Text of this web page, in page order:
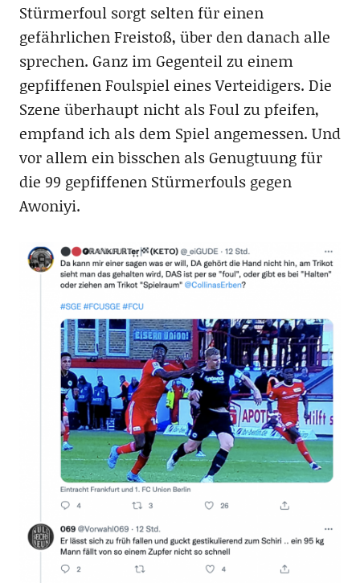
Stürmerfoul sorgt selten für einen
gefährlichen Freistoß, über den danach alle
sprechen. Ganz im Gegenteil zu einem
gepfiffenen Foulspiel eines Verteidigers. Die
Szene überhaupt nicht als Foul zu pfeifen,
empfand ich als dem Spiel angemessen. Und
vor allem ein bisschen als Genugtuung für
die 99 gepfiffenen Stürmerfouls gegen
Awoniyi.